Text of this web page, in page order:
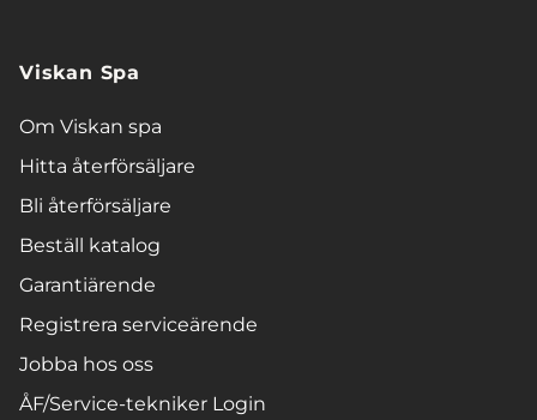
Viskan Spa
Om Viskan spa
Hitta återförsäljare
Bli återförsäljare
Beställ katalog
Garantiärende
Registrera serviceärende
Jobba hos oss
ÅF/Service-tekniker Login